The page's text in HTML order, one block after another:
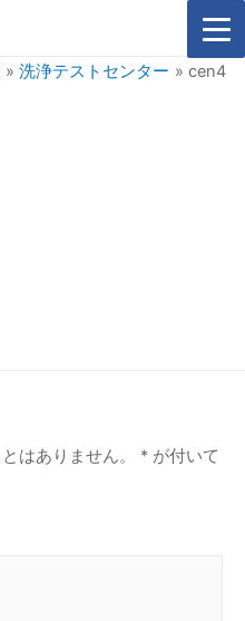
洗浄テストセンター cen4
はありません。 * が付いて